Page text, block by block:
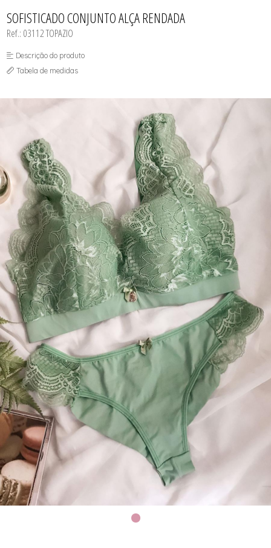
CONJUNTO
CONJUNTO BIQUÍNI
MAIÔ
ROBE
TOP
SOFISTICADO CONJUNTO ALÇA RENDADA
Ref.: 03112 TOPAZIO
Descrição do produto
Tabela de medidas